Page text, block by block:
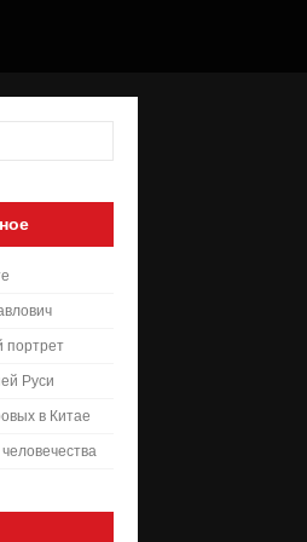
портрет
Руси
в Китае